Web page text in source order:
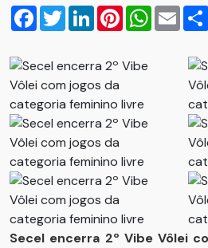
Facebook
TwitterLinkedInPinterestWhatsApp
Email
Secel encerra 2º Vibe Vôlei